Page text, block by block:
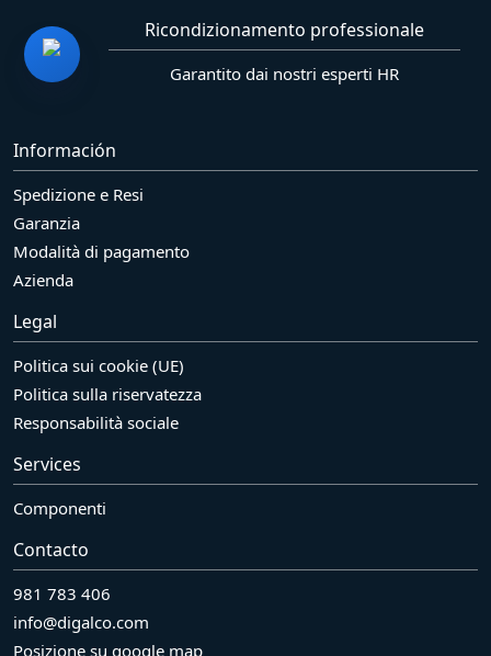
Ricondizionamento professionale
Garantito dai nostri esperti HR
Información
Spedizione e Resi
Garanzia
Modalità di pagamento
Azienda
Legal
Politica sui cookie (UE)
Politica sulla riservatezza
Responsabilità sociale
Services
Componenti
Contacto
981 783 406
info@digalco.com
Posizione su google map